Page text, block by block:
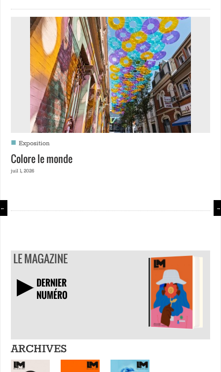
← →
■ Exposition
Colore le monde
juil 1, 2026
LE MAGAZINE
DERNIER
NUMÉRO
TÉLÉCHARGER
ARCHIVES